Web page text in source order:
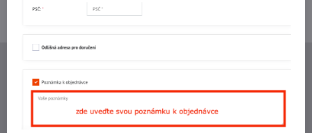
IČO: 60560908
DIČ: CZ5602130809